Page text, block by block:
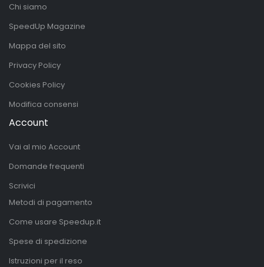
Chi siamo
SpeedUp Magazine
Mappa del sito
Privacy Policy
Cookies Policy
Modifica consensi
Account
Vai al mio Account
Domande frequenti
Scrivici
Metodi di pagamento
Come usare Speedup.it
Spese di spedizione
Istruzioni per il reso